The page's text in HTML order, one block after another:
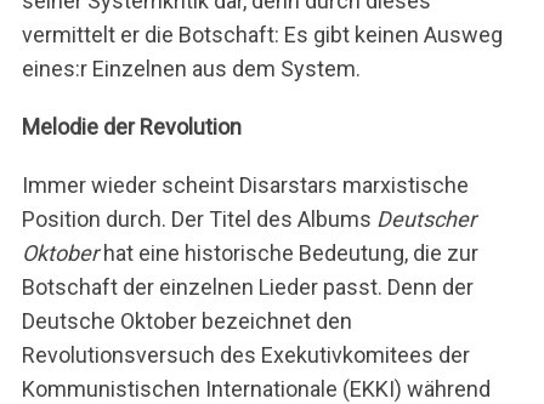
vermittelt er die Botschaft: Es gibt keinen Ausweg
eines:r Einzelnen aus dem System.
Melodie der Revolution
Immer wieder scheint Disarstars marxistische
Position durch. Der Titel des Albums Deutscher
Oktoberhat eine historische Bedeutung, die zur
Botschaft der einzelnen Lieder passt. Denn der
Deutsche Oktober bezeichnet den
Revolutionsversuch des Exekutivkomitees der
Kommunistischen Internationale (EKKI) während